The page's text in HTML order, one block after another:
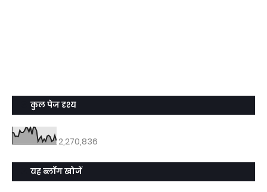
कुल पेज दृश्य
2,270,836
यह ब्लॉग खोजें